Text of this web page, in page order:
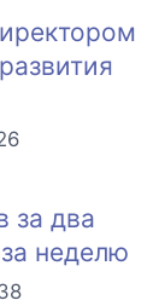
за два
неделю